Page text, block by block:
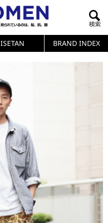
ISETAN BRAND INDEX